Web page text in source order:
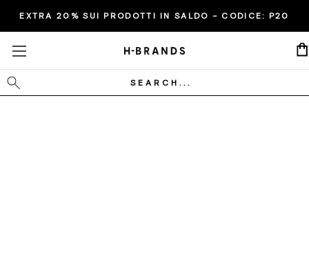
EXTRA 20% SUI PRODOTTI IN SALDO - CODICE: P20
Cerca